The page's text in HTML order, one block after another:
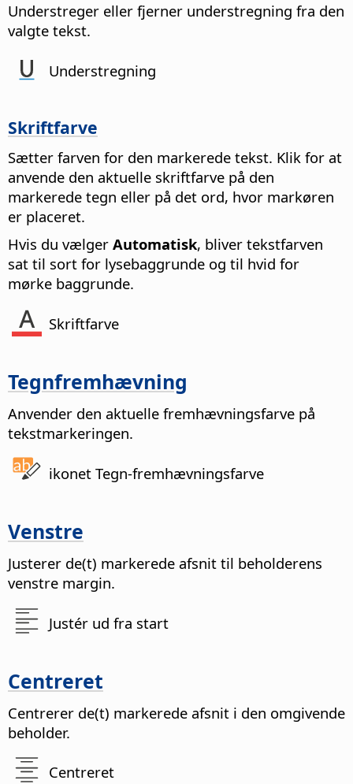
Understreger eller fjerner understregning fra den
valgte tekst.
Understregning
Skriftfarve
Sætter farven for den markerede tekst. Klik for at
anvende den aktuelle skriftfarve på den
markerede tegn eller på det ord, hvor markøren
er placeret.
Hvis du vælger Automatisk, bliver tekstfarven
sat til sort for lysebaggrunde og til hvid for
mørke baggrunde.
Skriftfarve
Tegnfremhævning
Anvender den aktuelle fremhævningsfarve på
tekstmarkeringen.
ikonet Tegn-fremhævningsfarve
Venstre
Justerer de(t) markerede afsnit til beholderens
venstre margin.
Justér ud fra start
Centreret
Centrerer de(t) markerede afsnit i den omgivende
beholder.
Centreret